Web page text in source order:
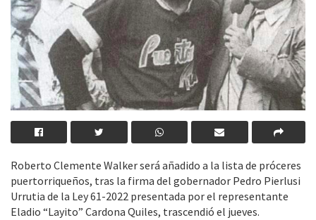
Roberto Clemente Walker será añadido a la lista de próceres
puertorriqueños, tras la firma del gobernador Pedro Pierlusi
Urrutia de la Ley 61-2022 presentada por el representante
Eladio “Layito” Cardona Quiles, trascendió el jueves.